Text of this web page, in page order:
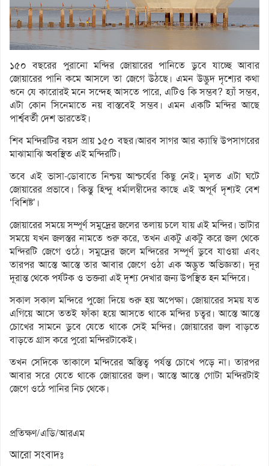
১৫০ বছরের পুরানো মন্দির জোয়ারের পানিতে ডুবে যাচ্ছে আবার
জোয়ারের পানি কমে আসলে তা জেগে উঠছে। এমন উদ্ভুদ দৃশ্যের কথা
শুনে যে কারোরই মনে সন্দেহ আসতে পারে, এটিও কি সম্ভব? হ্যাঁ সম্ভব,
এটা কোন সিনেমাতে নয় বাস্তবেই সম্ভব। এমন একটি মন্দির আছে
পার্শ্ববর্তী দেশ ভারতেই।
শিব মন্দিরটির বয়স প্রায় ১৫০ বছর।আরব সাগর আর ক্যাম্বি উপসাগরের
মাঝামাঝি অবস্থিত এই মন্দিরটি।
তবে এই ভাসা-ডোবাতে নিশ্চয় আশ্চর্যের কিছু নেই। মূলত এটা ঘটে
জোয়ারের প্রভাবে। কিন্তু হিন্দু ধর্মালম্বীদের কাছে এই অপূর্ব দৃশ্যই বেশ
‘বিশিষ্ট’।
জোয়ারের সময়ে সম্পূর্ণ সমুদ্রের জলের তলায় চলে যায় এই মন্দির। ভাটার
সময়ে যখন জলস্তর নামতে শুরু করে, তখন একটু একটু করে জল থেকে
মন্দিরটি জেগে ওঠে। সমুদ্রের জলে মন্দিরের সম্পূর্ণ ডুবে যাওয়া এবং
তারপর আস্তে আস্তে তার আবার জেগে ওঠা এক অদ্ভুত অভিজ্ঞতা। দূর
দূরান্ত থেকে পর্যটক ও ভক্তরা এই দৃশ্য দেখার জন্য উপস্থিত হন মন্দিরে।
সকাল সকাল মন্দিরে পুজো দিয়ে শুরু‌ হয় অপেক্ষা। জোয়ারের সময় যত
এগিয়ে আসে ততই ফাঁকা হয়ে আসতে থাকে মন্দির চত্বর। আস্তে আস্তে
চোখের সামনে ডুবে যেতে থাকে সেই মন্দির। জোয়ারের জল বাড়তে
বাড়তে গ্রাস করে পুরো মন্দিরটাকেই।
তখন সেদিকে তাকালে মন্দিরের অস্তিত্ব পর্যন্ত চোখে পড়ে না। তারপর
আবার সরে যেতে থাকে জোয়ারের জল। আস্তে আস্তে গোটা মন্দিরটাই
জেগে ওঠে পানির নিচ থেকে।
প্রতিক্ষণ/এডি/আরএম
আরো সংবাদঃ